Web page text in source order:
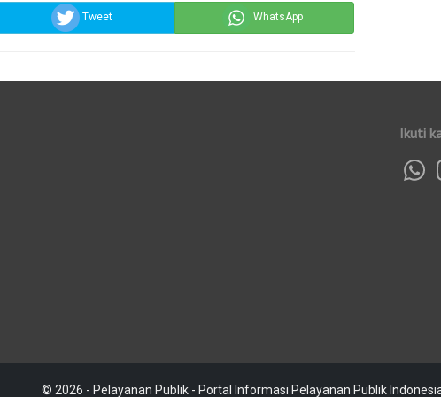
Tweet WhatsApp
Ikuti
© 2026 - Pelayanan Publik - Portal Informasi Pelayanan Publik